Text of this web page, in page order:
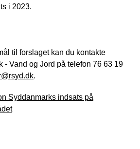
i 2023.
til forslaget kan du kontakte
- Vand og Jord på telefon 76 63 19
.
Syddanmarks indsats på